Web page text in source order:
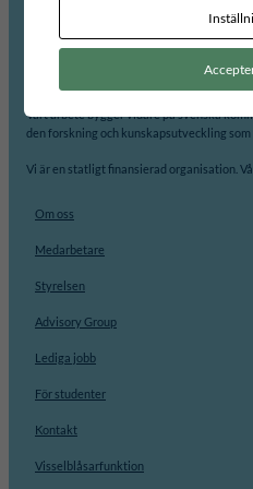
Internationellt Centrum för Lokal
ansvarsutkrävande på lokal och regional
Vårt arbete bygger vidare på svenska
den forskning och kunskapsutveckling
Vi är en statligt finansierad organisation.
Om oss
Medarbetare
Styrelsen
Advisory Group
Lediga jobb
För studenter
Kontakt
Visselblåsarfunktion